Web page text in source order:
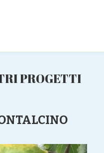
PROGETTI